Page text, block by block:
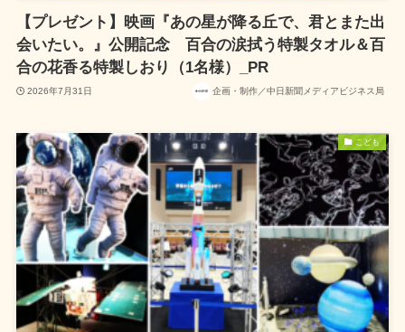
【プレゼント】映画『あの星が降る丘で、君とまた出
会いたい。』公開記念 百合の涙拭う特製タオル＆百
合の花香る特製しおり（1名様）_PR
2026年7月31日 企画・制作／中日新聞メディアビジネス局
こども